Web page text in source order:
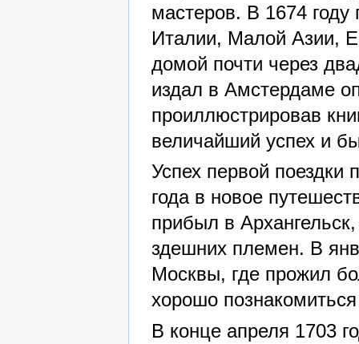
мастеров. В 1674
Италии, Малой Азии,
домой почти через
издал в Амстердаме
проиллюстрировав
величайший успех и
Успех первой поездки
года в новое
прибыл в
здешних племен. В
Москвы, где прожил
хорошо
В конце апреля 1703